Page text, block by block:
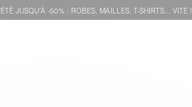
JUSQU'À -50% : ROBES, MAILLES, T-SHIRTS... VITE !